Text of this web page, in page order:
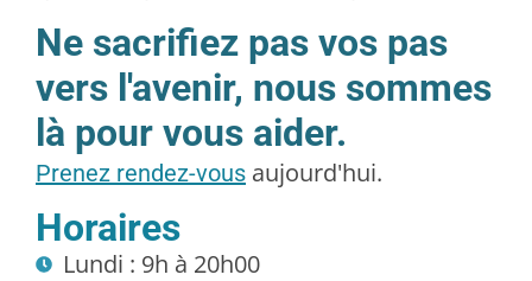
Ne sacrifiez pas vos pas
vers l'avenir, nous sommes
là pour vous aider.
Prenez rendez-vous aujourd'hui.
Horaires
Lundi : 9h à 20h00